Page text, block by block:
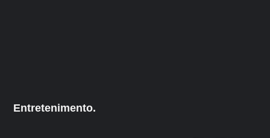
Entretenimento.